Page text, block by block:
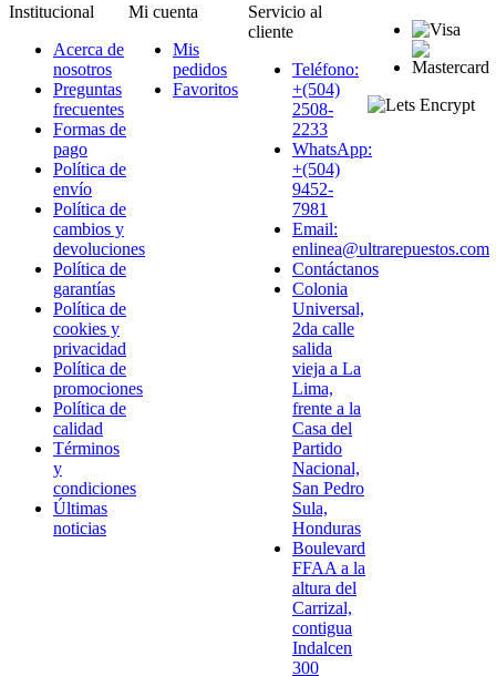
Institucional
Acerca de
nosotros
Preguntas
frecuentes
Formas de
pago
Política de
envío
Política de
cambios y
devoluciones
Política de
garantías
Política de
cookies y
privacidad
Política de
promociones
Política de
calidad
Términos
y
condiciones
Últimas
noticias
Mi cuenta
Mis
pedidos
Favoritos
Servicio al
cliente
Teléfono:
+(504)
2508-
2233
WhatsApp:
+(504)
9452-
7981
Email:
enlinea@ultrarepuestos.com
Contáctanos
Colonia
Universal,
2da calle
salida
vieja a La
Lima,
frente a la
Casa del
Partido
Nacional,
San Pedro
Sula,
Honduras
Boulevard
FFAA a la
altura del
Carrizal,
contigua
Indalcen
300